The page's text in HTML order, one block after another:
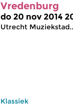
Vredenburg
do 20 nov 2014
Utrecht
Klassiek